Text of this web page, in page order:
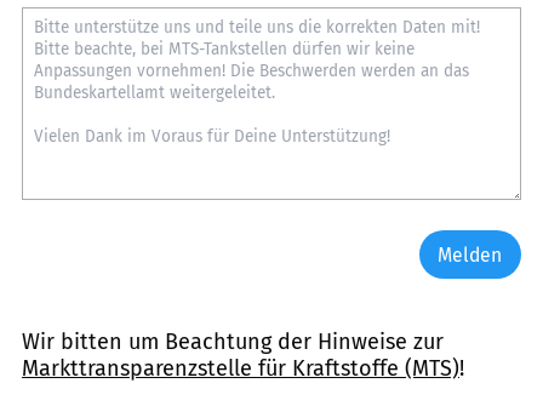
Melden
Wir bitten um Beachtung der Hinweise zur
Markttransparenzstelle für Kraftstoffe (MTS)!